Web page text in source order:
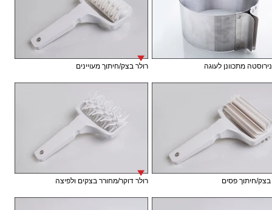
מתכוונן לעוגה רולר בצק/חיתוך מעויינים
בצק/חיתוך פסים רולר דוקר/מחורר בצקים ולפיצה